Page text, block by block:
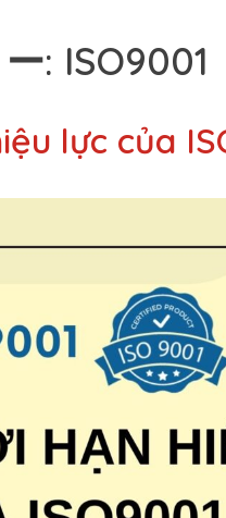
: ISO9001
lực của